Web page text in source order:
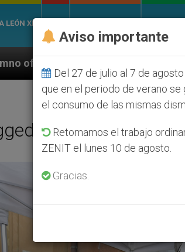
LEÓN XIV
de la Juventud Seúl 2027
‘Orlandi’
Aviso importante
Del 27 de julio al 7 de
que en el periodo de verano
el consumo de las mismas
Retomamos el trabajo
ZENIT el lunes 10 de agosto.
Gracias.